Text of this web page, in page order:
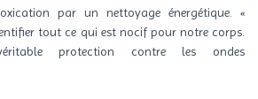
par un nettoyage énergétique. «
tout ce qui est nocif pour notre corps.
protection contre les ondes